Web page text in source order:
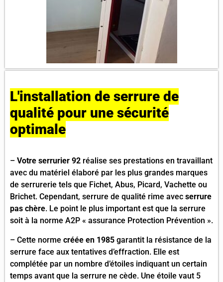
L'installation de serrure de
qualité pour une sécurité
optimale
– Votre serrurier 92 réalise ses prestations en travaillant
avec du matériel élaboré par les plus grandes marques
de serrurerie tels que Fichet, Abus, Picard, Vachette ou
Brichet. Cependant, serrure de qualité rime avec serrure
pas chère. Le point le plus important est que la serrure
soit à la norme A2P « assurance Protection Prévention ».
– Cette norme créée en 1985 garantit la résistance de la
serrure face aux tentatives d’effraction. Elle est
complétée par un nombre d’étoiles indiquant un certain
temps avant que la serrure ne cède. Une étoile vaut 5